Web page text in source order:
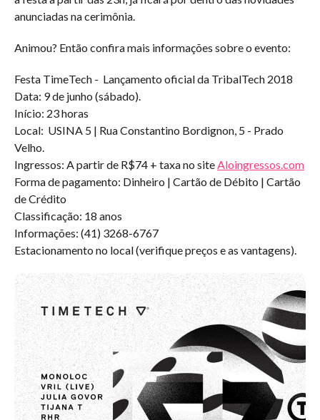
anunciadas na cerimônia.
Animou? Então confira mais informações sobre o evento:
Festa TimeTech - Lançamento oficial da TribalTech 2018
Data: 9 de junho (sábado).
Início: 23 horas
Local: USINA 5 | Rua Constantino Bordignon, 5 - Prado
Velho.
Ingressos: A partir de R$74 + taxa no siteAloingressos.com
Forma de pagamento: Dinheiro | Cartão de Débito | Cartão
de Crédito
Classificação: 18 anos
Informações: (41) 3268-6767
Estacionamento no local (verifique preços e as vantagens).